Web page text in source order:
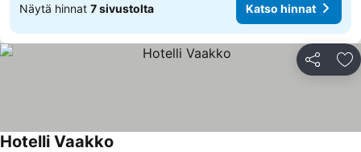
Näytä hinnat 7 sivustolta Katso hinnat
Jaa
Hotelli Vaakko